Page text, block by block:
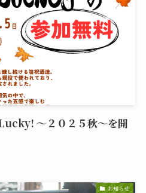
～２０２５秋～を開
お知らせ